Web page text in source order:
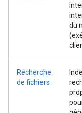
du
Recherche
de fichiers